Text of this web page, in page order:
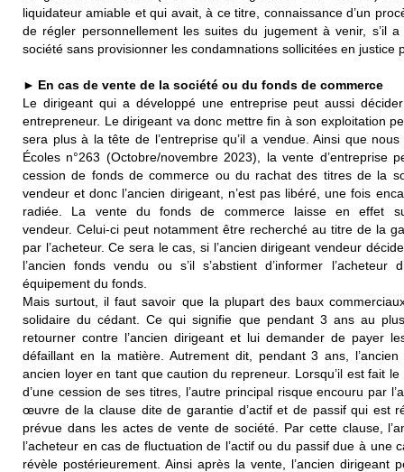
liquidateur amiable et qui avait, à ce titre, connaissance d’un
de régler personnellement les suites du jugement à venir, s’il
société sans provisionner les condamnations sollicitées en justice
► En cas de vente de la société ou du fonds de commerce
Le dirigeant qui a développé une entreprise peut aussi
entrepreneur. Le dirigeant va donc mettre fin à son exploitation
sera plus à la tête de l’entreprise qu’il a vendue. Ainsi que
Écoles n°263 (Octobre/novembre 2023), la vente d’entreprise
cession de fonds de commerce ou du rachat des titres de la
vendeur et donc l’ancien dirigeant, n’est pas libéré, une fois
radiée. La vente du fonds de commerce laisse en effet
vendeur. Celui-ci peut notamment être recherché au titre de la
par l’acheteur. Ce sera le cas, si l’ancien dirigeant vendeur
l’ancien fonds vendu ou s’il s’abstient d’informer l’acheteur
équipement du fonds.
Mais surtout, il faut savoir que la plupart des baux
solidaire du cédant. Ce qui signifie que pendant 3 ans au
retourner contre l’ancien dirigeant et lui demander de payer
défaillant en la matière. Autrement dit, pendant 3 ans,
ancien loyer en tant que caution du repreneur. Lorsqu’il est fait
d’une cession de ses titres, l’autre principal risque encouru par
œuvre de la clause dite de garantie d’actif et de passif qui est
prévue dans les actes de vente de société. Par cette clause,
l’acheteur en cas de fluctuation de l’actif ou du passif due à une
révèle postérieurement. Ainsi après la vente, l’ancien dirigeant